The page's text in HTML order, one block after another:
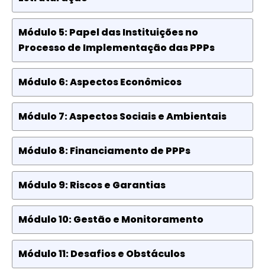
Módulo 5: Papel das Instituições no
Processo de Implementação das PPPs
Módulo 6: Aspectos Econômicos
Módulo 7: Aspectos Sociais e Ambientais
Módulo 8: Financiamento de PPPs
Módulo 9: Riscos e Garantias
Módulo 10: Gestão e Monitoramento
Módulo 11: Desafios e Obstáculos